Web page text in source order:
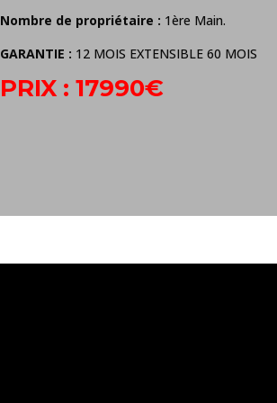
Nombre de propriétaire : 1ère Main.
GARANTIE : 12 MOIS EXTENSIBLE 60 MOIS
PRIX : 17990€